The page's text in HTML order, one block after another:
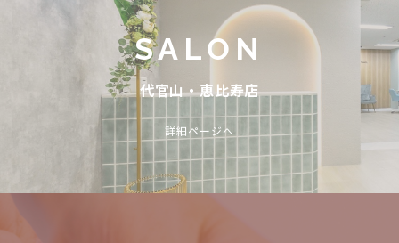
SALON
代官山・恵比寿店
詳細ページへ